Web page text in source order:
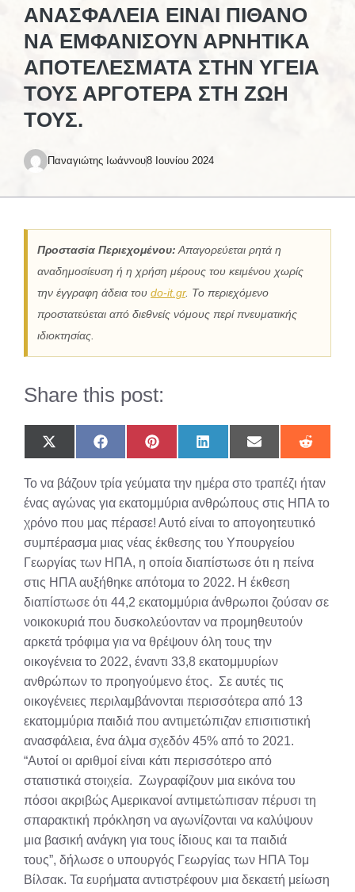
ΑΝΑΣΦΆΛΕΙΑ ΕΊΝΑΙ ΠΙΘΑΝΌ
ΝΑ ΕΜΦΑΝΊΣΟΥΝ ΑΡΝΗΤΙΚΆ
ΑΠΟΤΕΛΈΣΜΑΤΑ ΣΤΗΝ ΥΓΕΊΑ
ΤΟΥΣ ΑΡΓΌΤΕΡΑ ΣΤΗ ΖΩΉ
ΤΟΥΣ.
Παναγιώτης Ιωάννου8 Ιουνίου 2024
Προστασία Περιεχομένου: Απαγορεύεται ρητά η
αναδημοσίευση ή η χρήση μέρους του κειμένου χωρίς
την έγγραφη άδεια του do-it.gr. Το περιεχόμενο
προστατεύεται από διεθνείς νόμους περί πνευματικής
ιδιοκτησίας.
Share this post:
Share
on
(Twitter)
Share
on
Share
on
Share
on
Share
on
Share
on
Το να βάζουν τρία γεύματα την ημέρα στο τραπέζι ήταν
ένας αγώνας για εκατομμύρια ανθρώπους στις ΗΠΑ το
χρόνο που μας πέρασε! Αυτό είναι το απογοητευτικό
συμπέρασμα μιας νέας έκθεσης του Υπουργείου
Γεωργίας των ΗΠΑ, η οποία διαπίστωσε ότι η πείνα
στις ΗΠΑ αυξήθηκε απότομα το 2022. Η έκθεση
διαπίστωσε ότι 44,2 εκατομμύρια άνθρωποι ζούσαν σε
νοικοκυριά που δυσκολεύονταν να προμηθευτούν
αρκετά τρόφιμα για να θρέψουν όλη τους την
οικογένεια το 2022, έναντι 33,8 εκατομμυρίων
ανθρώπων το προηγούμενο έτος. Σε αυτές τις
οικογένειες περιλαμβάνονται περισσότερα από 13
εκατομμύρια παιδιά που αντιμετώπιζαν επισιτιστική
ανασφάλεια, ένα άλμα σχεδόν 45% από το 2021.
“Αυτοί οι αριθμοί είναι κάτι περισσότερο από
στατιστικά στοιχεία. Ζωγραφίζουν μια εικόνα του
πόσοι ακριβώς Αμερικανοί αντιμετώπισαν πέρυσι τη
σπαρακτική πρόκληση να αγωνίζονται να καλύψουν
μια βασική ανάγκη για τους ίδιους και τα παιδιά
τους”, δήλωσε ο υπουργός Γεωργίας των ΗΠΑ Τομ
Βίλσακ. Τα ευρήματα αντιστρέφουν μια δεκαετή μείωση